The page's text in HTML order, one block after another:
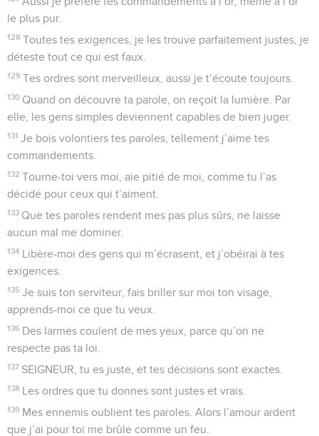
le plus pur.
128 Toutes tes exigences, je les trouve parfaitement justes, je
déteste tout ce qui est faux.
129 Tes ordres sont merveilleux, aussi je t’écoute toujours.
130 Quand on découvre ta parole, on reçoit la lumière. Par
elle, les gens simples deviennent capables de bien juger.
131 Je bois volontiers tes paroles, tellement j’aime tes
commandements.
132 Tourne-toi vers moi, aie pitié de moi, comme tu l’as
décidé pour ceux qui t’aiment.
133 Que tes paroles rendent mes pas plus sûrs, ne laisse
aucun mal me dominer.
134 Libère-moi des gens qui m’écrasent, et j’obéirai à tes
exigences.
135 Je suis ton serviteur, fais briller sur moi ton visage,
apprends-moi ce que tu veux.
136 Des larmes coulent de mes yeux, parce qu’on ne
respecte pas ta loi.
137 SEIGNEUR, tu es juste, et tes décisions sont exactes.
138 Les ordres que tu donnes sont justes et vrais.
139 Mes ennemis oublient tes paroles. Alors l’amour ardent
que j’ai pour toi me brûle comme un feu.